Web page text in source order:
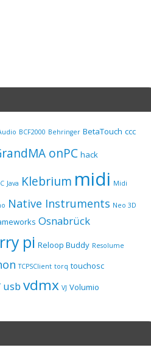
BCF2000 Behringer BetaTouch ccc
onPC hack
Java Klebrium midi Midi
Native Instruments Neo 3D
Osnabrück
pi Reloop Buddy Resolume
TCPSClient torq touchosc
usb vdmx VJ Volumio